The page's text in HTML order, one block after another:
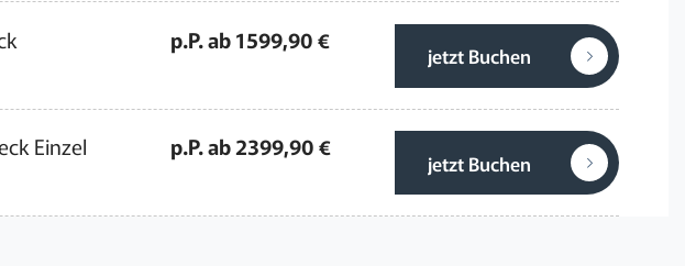
p.P. ab 1599,90 €
jetzt Buchen
Einzel p.P. ab 2399,90 €
jetzt Buchen